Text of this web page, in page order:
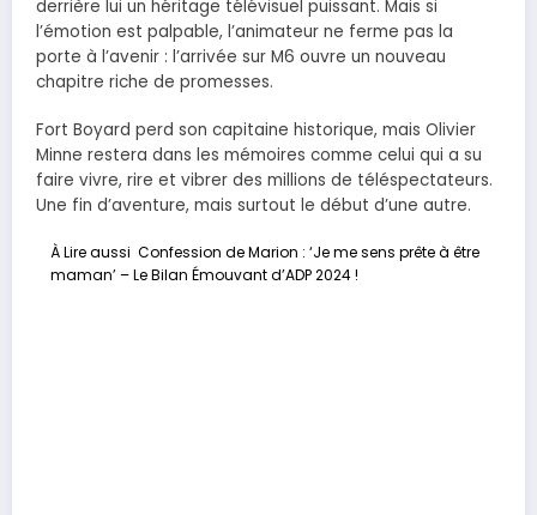
derrière lui un héritage télévisuel puissant. Mais si
l’émotion est palpable, l’animateur ne ferme pas la
porte à l’avenir : l’arrivée sur M6 ouvre un nouveau
chapitre riche de promesses.
Fort Boyard perd son capitaine historique, mais Olivier
Minne restera dans les mémoires comme celui qui a su
faire vivre, rire et vibrer des millions de téléspectateurs.
Une fin d’aventure, mais surtout le début d’une autre.
À Lire aussi Confession de Marion : ‘Je me sens prête à être
maman’ – Le Bilan Émouvant d’ADP 2024 !